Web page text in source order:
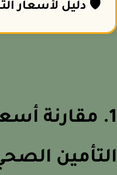
🛡️ دليل لأسعار
مقارنة